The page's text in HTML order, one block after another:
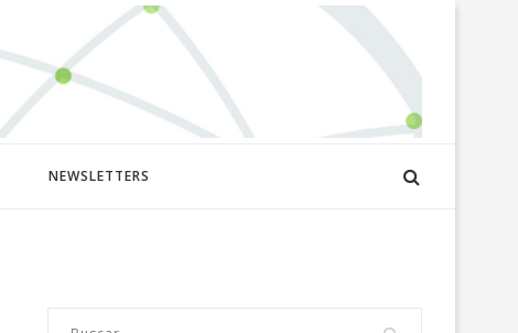
NEWSLETTERS